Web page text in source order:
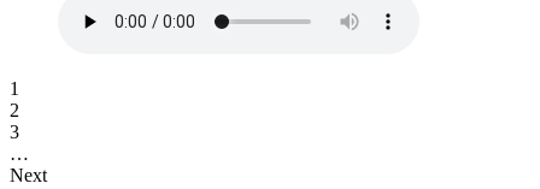
1
2
3
…
Next